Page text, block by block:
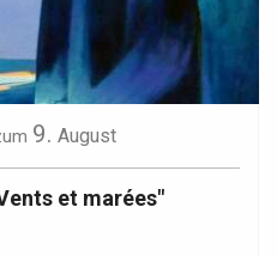
9. August
et marées"